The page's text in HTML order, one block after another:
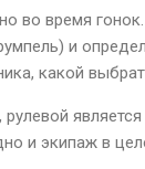
во время
и
какой
и экипаж в